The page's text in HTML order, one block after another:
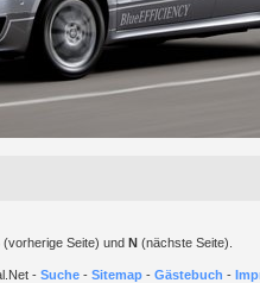
(vorherige Seite) und N (nächste Seite).
- Suche - Sitemap - Gästebuch -